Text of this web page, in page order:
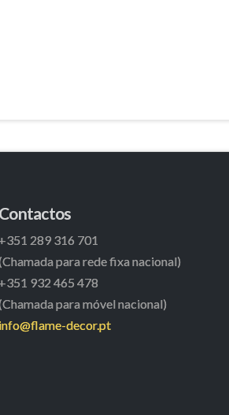
Contactos
+351 289 316 701
para rede fixa nacional)
+351 932 465 478
para móvel nacional)
info@flame-decor.pt